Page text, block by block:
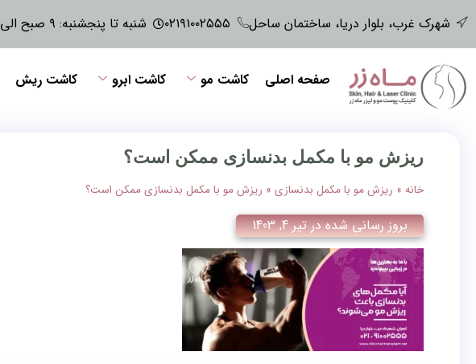
شهرک غرب، بلوار دریا، ساختمان ساحل ۰۲۱۹۱۰۰۲۵۵۵ شنبه تا پنجشنبه: ۹ صبح الی ۲۰ عصر
صفحه اصلی کاشت مو کاشت ابرو کاشت ریش
ریزش مو با مکمل بدنسازی ممکن است؟
خانه » ریزش مو با مکمل بدنسازی » ریزش مو با مکمل بدنسازی ممکن است؟
بروز رسانی شده درتیر 4, 1403